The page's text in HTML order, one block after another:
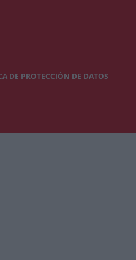
DE PROTECCIÓN DE DATOS